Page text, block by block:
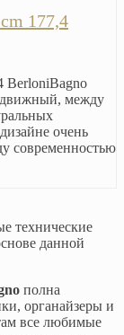
177,4
BerloniBagno
между
очень
современностью
технические
данной
полна
органайзеры и
все любимые